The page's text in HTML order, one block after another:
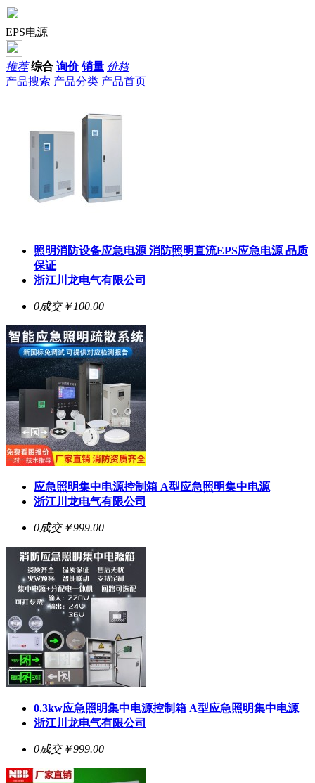
EPS电源
推荐 综合 询价 销量 价格
产品搜索 产品分类 产品首页
照明消防设备应急电源 消防照明直流EPS应急电源 品质
保证
浙江川龙电气有限公司
0成交￥100.00
应急照明集中电源控制箱 A型应急照明集中电源
浙江川龙电气有限公司
0成交￥999.00
0.3kw应急照明集中电源控制箱 A型应急照明集中电源
浙江川龙电气有限公司
0成交￥999.00